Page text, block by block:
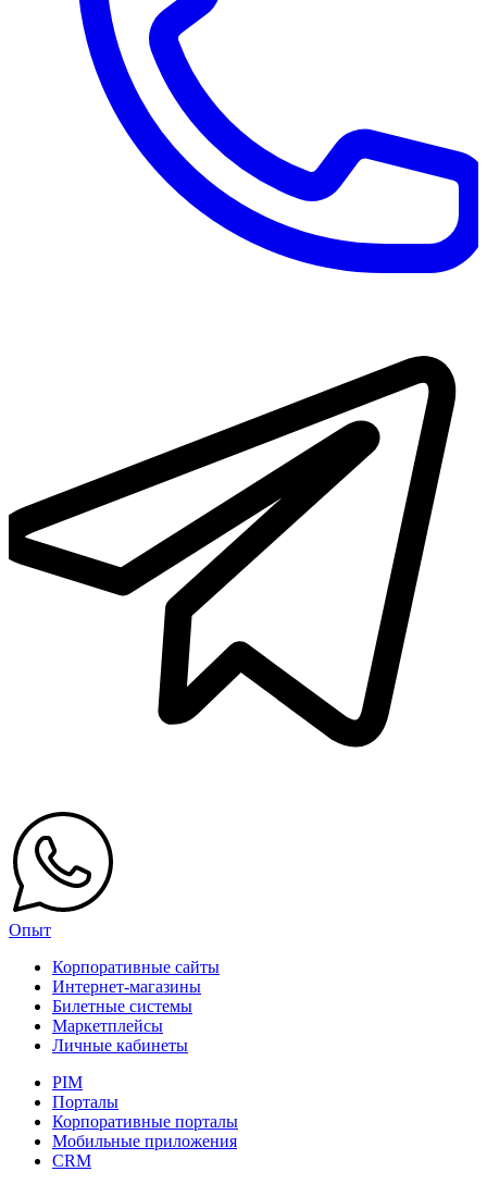
Опыт
Корпоративные сайты
Интернет-магазины
Билетные системы
Маркетплейсы
Личные кабинеты
PIM
Порталы
Корпоративные порталы
Мобильные приложения
CRM